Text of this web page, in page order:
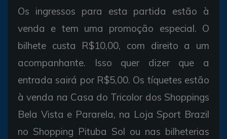
Os ingressos para esta partida estão à
venda e tem uma promoção especial. O
bilhete custa R$10,00, com direito a um
acompanhante. Isso quer dizer que a
entrada sairá por R$5,00. Os tíquetes estão
à venda na Casa do Tricolor dos Shoppings
Bela Vista e Pararela, na Loja Sport Brazil
no Shopping Pituba Sol ou nas bilheterias